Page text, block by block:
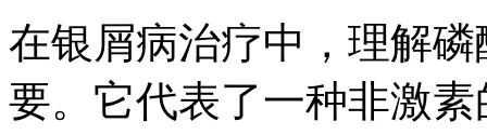
在银屑病治疗中，理解
要。它代表了一种非激